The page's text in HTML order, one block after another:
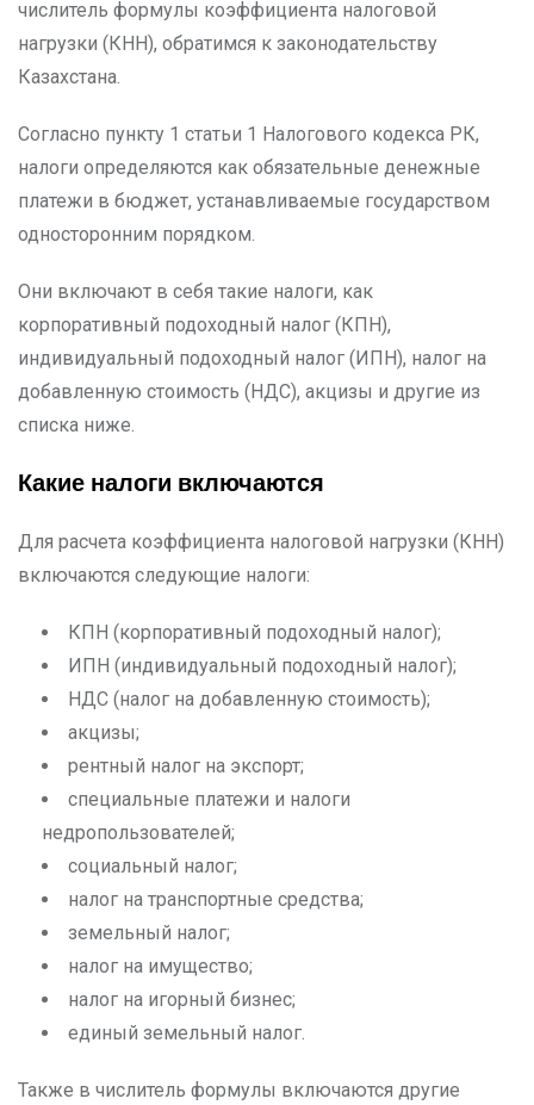
числитель формулы коэффициента налоговой
нагрузки (КНН), обратимся к законодательству
Казахстана.
Согласно пункту 1 статьи 1 Налогового кодекса РК,
налоги определяются как обязательные денежные
платежи в бюджет, устанавливаемые государством
односторонним порядком.
Они включают в себя такие налоги, как
корпоративный подоходный налог (КПН),
индивидуальный подоходный налог (ИПН), налог на
добавленную стоимость (НДС), акцизы и другие из
списка ниже.
Какие налоги включаются
Для расчета коэффициента налоговой нагрузки (КНН)
включаются следующие налоги:
КПН (корпоративный подоходный налог);
ИПН (индивидуальный подоходный налог);
НДС (налог на добавленную стоимость);
акцизы;
рентный налог на экспорт;
специальные платежи и налоги
недропользователей;
социальный налог;
налог на транспортные средства;
земельный налог;
налог на имущество;
налог на игорный бизнес;
единый земельный налог.
Также в числитель формулы включаются другие